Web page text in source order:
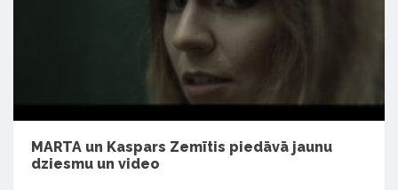
MARTA un Kaspars Zemītis piedāvā jaunu
dziesmu un video